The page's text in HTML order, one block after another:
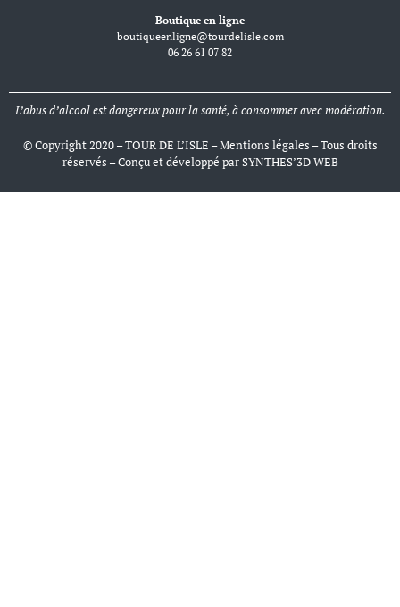
Boutique en ligne
boutiqueenligne@tourdelisle.com
06 26 61 07 82
L’abus d’alcool est dangereux pour la santé, à consommer avec modération.
© Copyright 2020 – TOUR DE L’ISLE –Mentions légales – Tous droits
réservés – Conçu et développé parSYNTHES’3D WEB